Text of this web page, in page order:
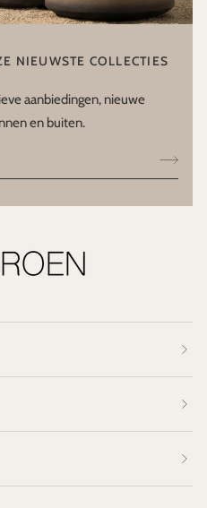
NIEUWSTE COLLECTIES
aanbiedingen, nieuwe
en buiten.